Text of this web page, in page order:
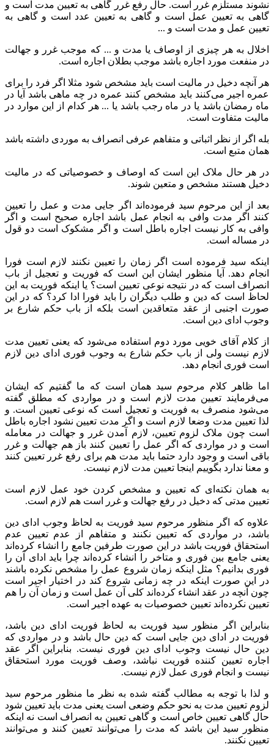
نشوند مستلزم غرر است. حال رفع غرر گاهی به تعیین مدت است و
گاهی به تعیین عمل است و گاهی به تعیین عدد است و گاهی به
تعیین عمل و مدت است و ...
اخلال به هر چیزی از اوصاف یا مدت و ... که موجب غرر و جهالت
در منفعت مورد اجاره باشد موجب بطلان اجاره است.
هر آنچه دخیل در مالیت است باید مشخص شود مثلا اگر فرد را برای
عمره اجیر می‌کنند باید مشخص کنند عمره در چه ماهی باشد آیا در
ماه رمضان باشد یا در ماه رجب باشد یا ... هر کدام از این موارد در
مالیت متفاوت است.
بله اگر از نظر اثباتی و متفاهم عرفی انصراف به موردی داشته باشد
همان متبع است.
در هر حال ملاک این است که اوصاف و خصوصیاتی که در مالیت
دخیل هستند مشخص و متعین شوند.
بعد از این مرحوم سید فرموده‌اند اگر جایی مدت و عمل را تعیین
کنند اگر مدت وافی به انجام عمل باشد اجاره صحیح است و اگر
وافی به کار نیست اجاره باطل است و اگر مشکوک است دو قول
در مساله است.
اینکه سید فرموده‌ است اگر زمان را تعیین نکنند لازم است فورا
انجام دهد. آیا منظور ایشان این است که فوریت و تعجیل از باب
انصراف است که در نتیجه نوعی تعیین است؟ یا اینکه فوریت به این
لحاظ است که دین و طلب دیگران را باید فورا ادا کرد؟ که در این
صورت اجنبی از عقد متعاقدین است بلکه از باب حکم شارع بر
وجوب ادای دین است.
از کلام آقای خویی مورد دوم استفاده می‌شود که یعنی تعیین مدت
لازم نیست ولی از باب حکم شارع به وجوب فوری ادای دین لازم
است فوری انجام دهد.
اما ظاهر کلام مرحوم سید همان است که ما گفتیم که ایشان
می‌فرمایند تعیین مدت لازم است و در مواردی که مطلق گفته
می‌شود منصرف به فوریت و تعجیل است که نوعی تعیین است. و
لذا تعیین مدت وضعا لازم است و اگر مدت تعیین نشود اجاره باطل
است چون ملاک لزوم تعیین، لازم آمدن غرر و جهالت در معامله
است و در مواردی که اگر عمل را تعیین کنند باز هم جهالت و غرر
باقی است و وجود دارد حتما باید مدت هم برای رفع غرر تعیین کنند
و معنا ندارد بگوییم اینجا تعیین مدت لازم نیست.
به همان نکته‌ای که تعیین و مشخص کردن خود عمل لازم است
تعیین مدتی که دخیل در رفع جهالت و غرر است هم لازم است.
علاوه که اگر منظور مرحوم سید فوریت به لحاظ وجوب ادای دین
باشد، در مواردی که تعیین نکنند و متفاهم از عدم تعیین عدم
استحقاق فوریت باشد در این صورت طرفین جامع را انشاء کرده‌اند
یعنی جامع بین فوری و متاخر را انشاء کرده‌اند چرا باید ادای آن را
فوری بدانیم؟ مثل اینکه زمان شروع عمل را مشخص نکرده باشند
در این صورت اینکه در چه زمانی شروع کند در اختیار اجیر است
چون آنچه در عقد انشاء کرده‌اند کلی آن عمل است و زمان آن را هم
تعیین نکرده‌اند تعیین خصوصیات به عهده اجیر است.
بنابراین اگر منظور سید فوریت به لحاظ فوریت ادای دین باشد،
فوریت در ادای دین جایی است که دین حال باشد و در مواردی که
دین حال نیست وجوب ادای دین فوری نیست. بنابراین اگر عقد
اجاره تعیین کننده فوریت نباشد، وصف فوریت مورد استحقاق
نیست و انجام فوری عمل لازم نیست.
و لذا با توجه به مطالب گفته شده به نظر ما منظور مرحوم سید
لزوم تعیین مدت به نحو حکم وضعی است یعنی مدت باید تعیین شود
حال گاهی تعیین خاص است و گاهی تعیین به انصراف است نه اینکه
منظور سید این باشد که مدت را می‌توانند تعیین کنند و می‌توانند
تعیین نکنند.